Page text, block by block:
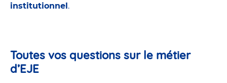
institutionnel.
Toutes vos questions sur le métier
d’EJE